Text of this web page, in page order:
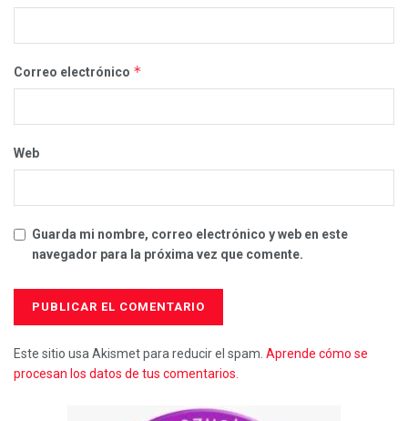
Correo electrónico *
Web
Guarda mi nombre, correo electrónico y web en este
navegador para la próxima vez que comente.
Este sitio usa Akismet para reducir el spam. Aprende cómo se
procesan los datos de tus comentarios.